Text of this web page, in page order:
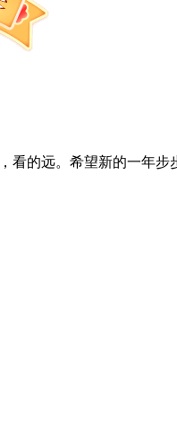
看的远。希望新的一年步